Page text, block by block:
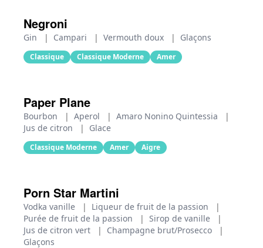
Negroni
Gin | Campari | Vermouth doux | Glaçons
Classique Classique Moderne Amer
Paper Plane
Bourbon | Aperol | Amaro Nonino Quintessia
|
Jus de citron
| Glace
Classique Moderne Amer Aigre
Porn Star Martini
Vodka vanille | Liqueur de fruit de la passion
|
Purée de fruit de la passion
| Sirop de vanille
|
Jus de citron vert
| Champagne brut/Prosecco
|
Glaçons